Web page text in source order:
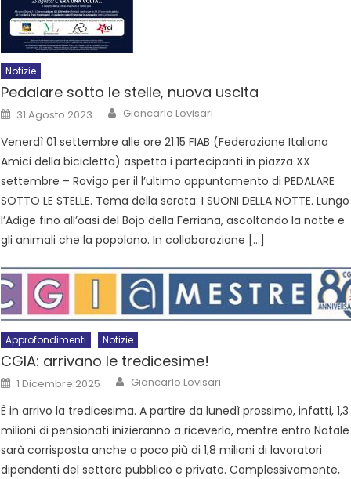
Notizie
Pedalare sotto le stelle, nuova uscita
31 Agosto 2023 Giancarlo Lovisari
Venerdì 01 settembre alle ore 21:15 FIAB (Federazione Italiana
Amici della bicicletta) aspetta i partecipanti in piazza XX
settembre – Rovigo per il l’ultimo appuntamento di PEDALARE
SOTTO LE STELLE. Tema della serata: I SUONI DELLA NOTTE. Lungo
l’Adige fino all’oasi del Bojo della Ferriana, ascoltando la notte e
gli animali che la popolano. In collaborazione […]
Approfondimenti Notizie
CGIA: arrivano le tredicesime!
1 Dicembre 2025 Giancarlo Lovisari
È in arrivo la tredicesima. A partire da lunedì prossimo, infatti, 1,3
milioni di pensionati inizieranno a riceverla, mentre entro Natale
sarà corrisposta anche a poco più di 1,8 milioni di lavoratori
dipendenti del settore pubblico e privato. Complessivamente,